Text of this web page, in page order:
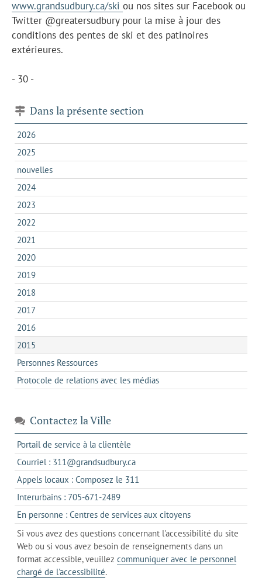
www.grandsudbury.ca/ski ou nos sites sur Facebook ou
Twitter @greatersudbury pour la mise à jour des
conditions des pentes de ski et des patinoires
extérieures.
- 30 -
Dans la présente section
2026
2025
nouvelles
2024
2023
2022
2021
2020
2019
2018
2017
2016
2015
Personnes Ressources
Protocole de relations avec les médias
Contactez la Ville
Portail de service à la clientèle
dans
un
nouvel
Courriel : 311@grandsudbury.cas'ouvre
dans
votre
de
messagerie
Appels locaux : Composez le 311
dans
un
client
de
votre
téléphone
Interurbains : 705-671-2489s'ouvre
dans
un
client
de
votre
En personne : Centres de services aux citoyenss'ouvre
dans
l'onglet
actuel
Si vous avez des questions concernant l'accessibilité du site
Web ou si vous avez besoin de renseignements dans un
format accessible, veuillez communiquer avec le personnel
chargé de l'accessibilité.